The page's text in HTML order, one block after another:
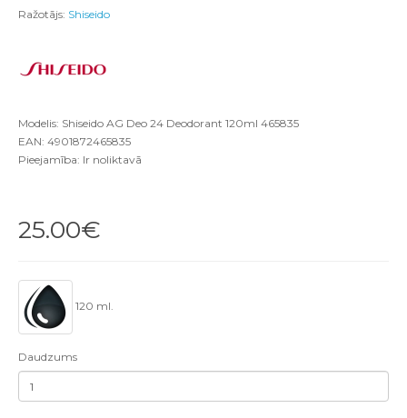
Ražotājs: Shiseido
Modelis: Shiseido AG Deo 24 Deodorant 120ml 465835
EAN: 4901872465835
Pieejamība: Ir noliktavā
25.00€
120 ml.
Daudzums